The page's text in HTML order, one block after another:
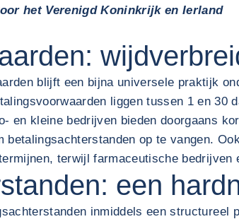
het Verenigd Koninkrijk en Ierland
blijft een bijna universele praktijk
liggen tussen 1 en
en kleine bedrijven bieden doorgaans
betalingsachterstanden op te vangen.
terwijl farmaceutische
een
inmiddels een